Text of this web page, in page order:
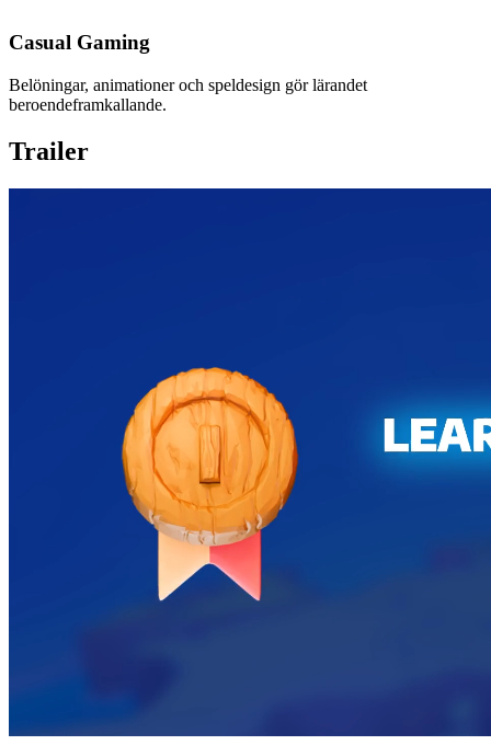
Casual Gaming
Belöningar, animationer och speldesign gör lärandet
beroendeframkallande.
Trailer